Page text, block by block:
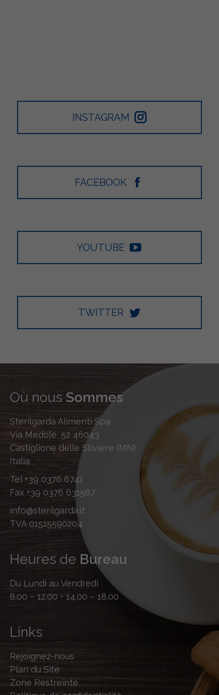
INSTAGRAM
FACEBOOK
YOUTUBE
TWITTER
Où nous Sommes
Sterilgarda Alimenti Spa
Via Medole, 52 46043
Castiglione delle Stiviere (MN)
Italia
Tel +39 0376 6741
Fax +39 0376 631587
info@sterilgarda.it
TVA 01515590204
Heures de Bureau
Du Lundi au Vendredi
8.00 – 12.00 • 14.00 – 18.00
Links
Rejoignez-nous
Plan du Site
Zone Restreinte